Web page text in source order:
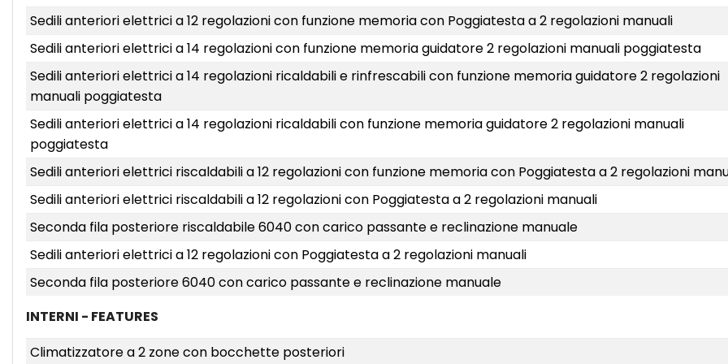
Sedili anteriori elettrici a 12 regolazioni con funzione memoria con Poggiatesta a 2 regolazioni manuali
Sedili anteriori elettrici a 14 regolazioni con funzione memoria guidatore 2 regolazioni manuali poggiatesta
Sedili anteriori elettrici a 14 regolazioni ricaldabili e rinfrescabili con funzione memoria guidatore 2 regolazioni
manuali poggiatesta
Sedili anteriori elettrici a 14 regolazioni ricaldabili con funzione memoria guidatore 2 regolazioni manuali
poggiatesta
Sedili anteriori elettrici riscaldabili a 12 regolazioni con funzione memoria con Poggiatesta a 2 regolazioni
Sedili anteriori elettrici riscaldabili a 12 regolazioni con Poggiatesta a 2 regolazioni manuali
Seconda fila posteriore riscaldabile 6040 con carico passante e reclinazione manuale
Sedili anteriori elettrici a 12 regolazioni con Poggiatesta a 2 regolazioni manuali
Seconda fila posteriore 6040 con carico passante e reclinazione manuale
INTERNI - FEATURES
Climatizzatore a 2 zone con bocchette posteriori